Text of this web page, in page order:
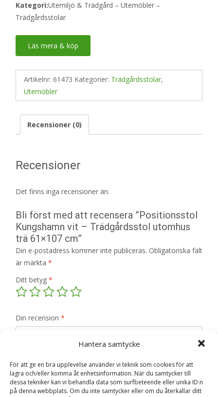
Hantera samtycke
För att ge en bra upplevelse använder vi teknik som cookies för att
lagra och/eller komma åt enhetsinformation. När du samtycker till
dessa tekniker kan vi behandla data som surfbeteende eller unika ID:n
på denna webbplats. Om du inte samtycker eller om du återkallar ditt
Kategori:Utemiljö & Trädgård – Utemöbler –
Trädgårdsstolar
Läs mera & köp
Artikelnr: 61473 Kategorier: Trädgårdsstolar,
Utemöbler
Recensioner (0)
Recensioner
Det finns inga recensioner än.
Bli först med att recensera ”Positionsstol
Kungshamn vit – Trädgårdsstol utomhus
trä 61×107 cm”
Din e-postadress kommer inte publiceras. Obligatoriska fält
är märkta *
Ditt betyg *
Din recension *
Namn*